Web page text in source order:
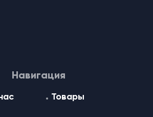
Навигация
Товары